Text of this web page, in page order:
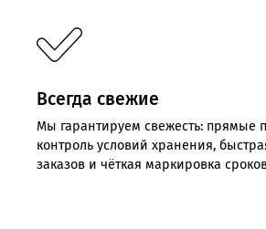
Всегда свежие
Мы гарантируем свежесть: прямые
контроль условий хранения,
заказов и чёткая маркировка